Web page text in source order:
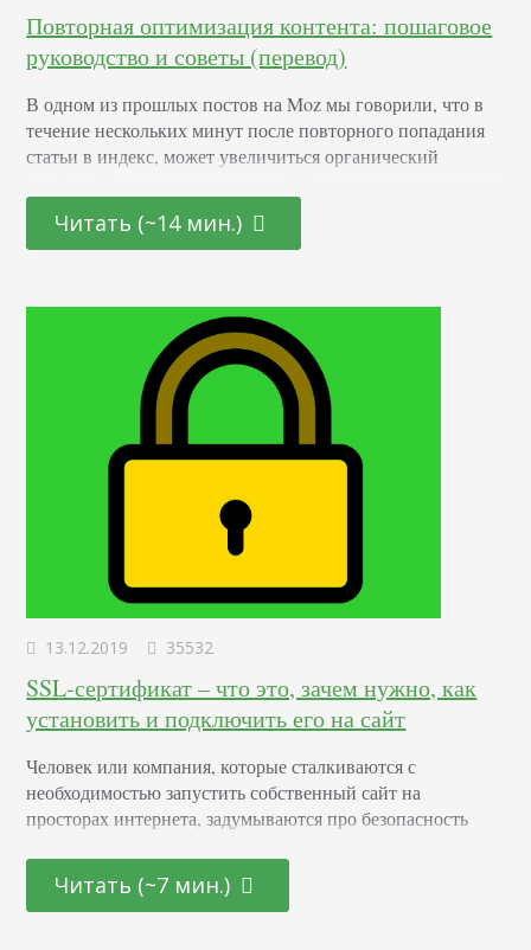
Повторная оптимизация контента: пошаговое
руководство и советы (перевод)
В одном из прошлых постов на Moz мы говорили, что в
течение нескольких минут после повторного попадания
статьи в индекс, может увеличиться органический
сочетания нескольких факторов: Возраст. В предыдущем
исследовании мы наблюдали связь между временем
ссылок). Полнота контента. Предположительно, при
Читать (~14 мин.)
13.12.2019 35532
SSL-сертификат – что это, зачем нужно, как
установить и подключить его на сайт
Человек или компания, которые сталкиваются с
необходимостью запустить собственный сайт на
просторах интернета, задумываются про безопасность
специализированную компанию, чьи специалисты
владеют всеми нужными знаниями и навыками для ее
Читать (~7 мин.)